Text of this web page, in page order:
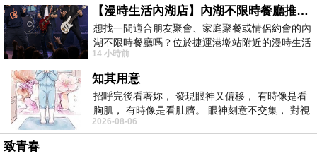
但是我想【TUCANO】Scatto 防雨防潑水休閒相機二用包
附收納袋(CBS-L)在網路上買應該會比較便宜，
【TUCANO】Scatto 防雨防潑水休閒相機二用包附收納袋
(CBS-L)而且24小時都能買，上網慢慢挑選，不用等店家開
門也不用看店員臉色
【漫時生活內湖店】內湖不限時餐廳推薦｜捷運港墘站美食，聚餐、約會、家庭聚會首選，正餐甜點一次滿足
想找一間適合朋友聚會、家庭聚餐或情侶約會的內
湖不限時餐廳嗎？位於捷運港墘站附近的漫時生活
內湖店，從捷運站步行約4分鐘即可抵
14 小時前
知其用意
招呼完後看著妳， 發現眼神又偏移， 有時像是看
胸肌， 有時像是看肚臍。 眼神刻意不交集， 對視
視線不對齊， 讓我很難不
2026-08-06
致青春